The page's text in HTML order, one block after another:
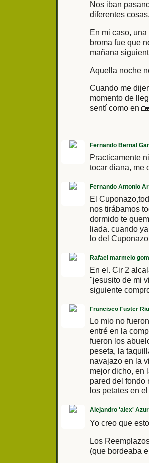
Nos iban
diferentes cosas.
En mi caso,
broma fue que
mañana
Aquella noche
Cuando me
momento de
sentí como en
Fernando Bernal
Practicamente
tocar diana, me
Fernando Antonio
El
nos tirábamos
dormido te
liada, cuando
lo del Cuponazo
Rafael marmelo
En el. Cir 2
"jesusito de mi
siguiente
Francisco Fuster
Lo mio no
entré en la
fueron los
peseta, la
navajazo en la
mejor dicho, en
pared del fondo
los petates en
Alejandro 'alex'
Yo creo que
Los
(que bordeaba